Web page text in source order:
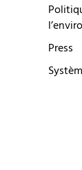
Press